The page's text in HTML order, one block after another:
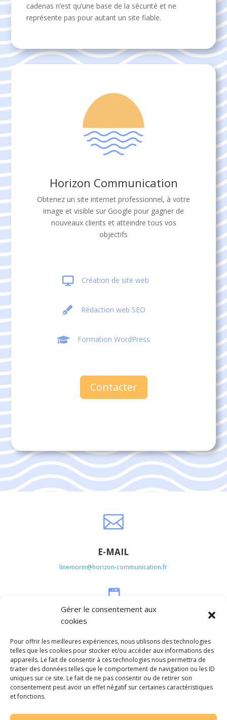
Gérer le consentement aux
cookies
Pour offrir les meilleures expériences, nous utilisons des technologies
telles que les cookies pour stocker et/ou accéder aux informations des
appareils. Le fait de consentir à ces technologies nous permettra de
traiter des données telles que le comportement de navigation ou les ID
uniques sur ce site. Le fait de ne pas consentir ou de retirer son
consentement peut avoir un effet négatif sur certaines caractéristiques
et fonctions.
cadenas n’est qu’une base de la sécurité et ne
représente pas pour autant un site fiable.
Horizon Communication
Obtenez un site internet professionnel, à votre
image et visible sur Google pour gagner de
nouveaux clients et atteindre tous vos
objectifs
 Création de site web
 Rédaction web SEO
 Formation WordPress
Contacter

E-MAIL
linemorin@horizon-communication.fr

07 56 81 06 60
